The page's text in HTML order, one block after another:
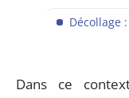
Décollage
Dans ce